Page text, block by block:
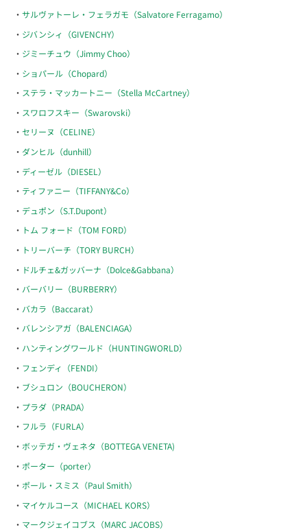
サルヴァトーレ・フェラガモ（Salvatore Ferragamo）
ジバンシィ（GIVENCHY）
ジミーチュウ（Jimmy Choo）
ショパール（Chopard）
ステラ・マッカートニー（Stella McCartney）
スワロフスキー（Swarovski）
セリーヌ（CELINE）
ダンヒル（dunhill）
ディーゼル（DIESEL）
ティファニー（TIFFANY&Co）
デュポン（S.T.Dupont）
トム フォード（TOM FORD）
トリーバーチ（TORY BURCH）
ドルチェ&ガッバーナ（Dolce&Gabbana）
バーバリー（BURBERRY）
バカラ（Baccarat）
バレンシアガ（BALENCIAGA）
ハンティングワールド（HUNTINGWORLD）
フェンディ（FENDI）
ブシュロン（BOUCHERON）
プラダ（PRADA）
フルラ（FURLA）
ボッテガ・ヴェネタ（BOTTEGA VENETA)
ポーター（porter）
ポール・スミス（Paul Smith）
マイケルコース（MICHAEL KORS）
マークジェイコブス（MARC JACOBS）